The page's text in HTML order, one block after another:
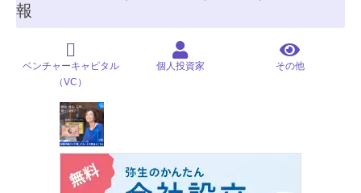
報
ベンチャーキャピタル
（VC）
個人投資家 その他